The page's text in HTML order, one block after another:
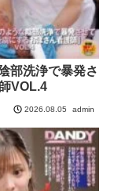
部洗浄で暴発さ
VOL.4
2026.08.05 admin